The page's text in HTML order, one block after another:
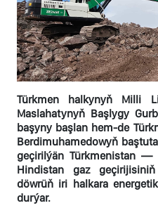
Türkmen halkynyň Milli
Maslahatynyň Başlygy
başyny başlan hem-de
Berdimuhamedowyň
geçirilýän Türkmenistan
Hindistan gaz
döwrüň iri halkara
durýar.